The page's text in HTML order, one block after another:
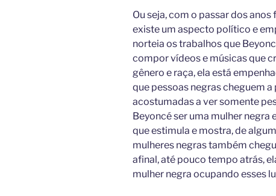
Ou seja, com o passar dos
existe um aspecto político e
norteia os trabalhos que
compor vídeos e músicas que
gênero e raça, ela está
que pessoas negras cheguem
acostumadas a ver somente
Beyoncé ser uma mulher negra
que estimula e mostra, de
mulheres negras também
afinal, até pouco tempo atrás,
mulher negra ocupando esses